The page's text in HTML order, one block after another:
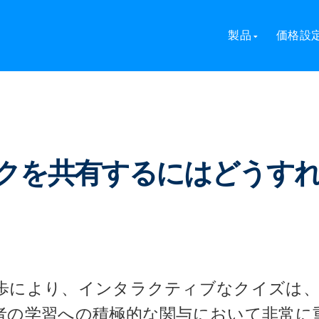
製品 価格設
を共有するにはどうす
により、インタラクティブなクイズは
学習への積極的な関与において非常に